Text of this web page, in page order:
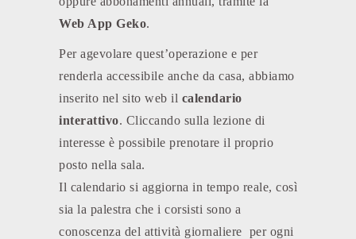
Web App Geko.
Per agevolare quest’operazione e per
renderla accessibile anche da casa, abbiamo
inserito nel sito web il calendario
interattivo. Cliccando sulla lezione di
interesse è possibile prenotare il proprio
posto nella sala.
Il calendario si aggiorna in tempo reale, così
sia la palestra che i corsisti sono a
conoscenza del attività giornaliere per ogni